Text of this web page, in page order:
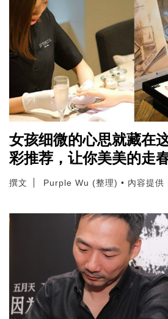
女孩细微的心思就藏在
彩推荐，让你美美的走
撰文 Purple Wu (整理) • 內容提供